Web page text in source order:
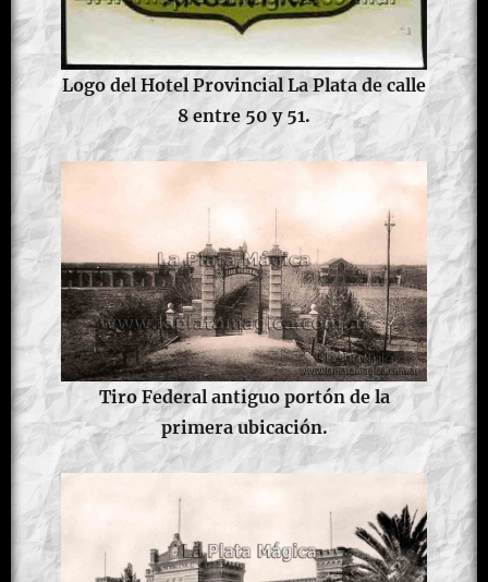
Logo del Hotel Provincial La Plata de calle
8 entre 50 y 51.
Tiro Federal antiguo portón de la
primera ubicación.